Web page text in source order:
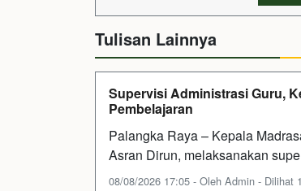
Tulisan Lainnya
Supervisi Administrasi Guru,
Pembelajaran
Palangka Raya – Kepala
Asran Dirun, melaksanakan
08/08/2026 17:05 - Oleh Admin - Dilihat